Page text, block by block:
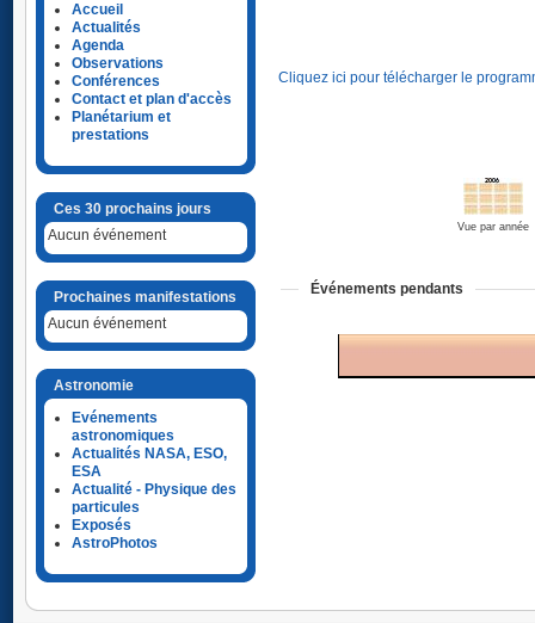
Accueil
Actualités
Agenda
Observations
Conférences
Contact et plan d'accès
Planétarium et
prestations
Ces 30 prochains jours
Aucun événement
Prochaines manifestations
Aucun événement
Astronomie
Evénements
astronomiques
Actualités NASA, ESO,
ESA
Actualité - Physique des
particules
Exposés
AstroPhotos
Cliquez ici pour télécharger le
Vue par année
Événements pendants